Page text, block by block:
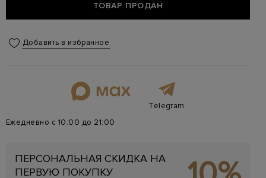
ТОВАР ПРОДАН
Добавить в избранное
Telegram
Ежедневно с 10:00 до 21:00
ПЕРСОНАЛЬНАЯ СКИДКА НА
ПЕРВУЮ ПОКУПКУ